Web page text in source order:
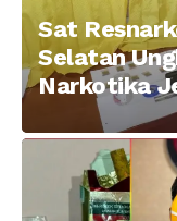
Sat
Selatan
Narkotika